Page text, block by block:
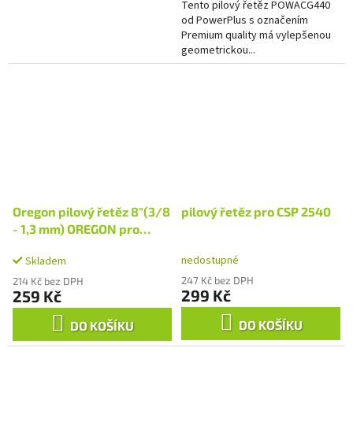
Tento pilový řetěz POWACG440
od PowerPlus s označením
Premium quality má vylepšenou
geometrickou...
Oregon pilový řetěz 8"(3/8
- 1,3 mm) OREGON pro
Skladem
214 Kč bez DPH
259 Kč
DO KOŠÍKU
pilový řetěz pro CSP 2540
nedostupné
247 Kč bez DPH
299 Kč
DO KOŠÍKU